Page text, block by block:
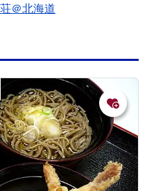
＠北海道